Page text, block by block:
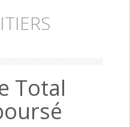
Total